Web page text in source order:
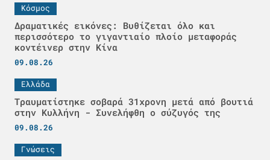
Κόσμος
Δραματικές εικόνες: Βυθίζεται όλο και
περισσότερο το γιγαντιαίο πλοίο μεταφοράς
κοντέινερ στην Κίνα
09.08.26
Ελλάδα
Τραυματίστηκε σοβαρά 31χρονη μετά από βουτιά
στην Κυλλήνη - Συνελήφθη ο σύζυγός της
09.08.26
Γνώσεις